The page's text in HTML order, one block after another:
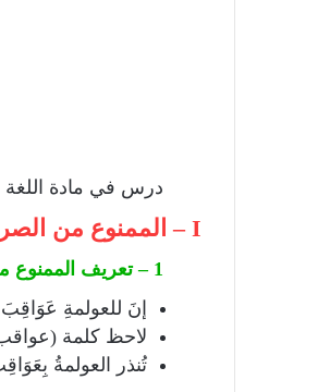
درس في مادة اللغة
I – الممنوع من الصرف:
1 – تعريف الممنوع من الصرف:
إنَ للعولمةِ
لاحظ كلمة
تُنذر العولمةُ